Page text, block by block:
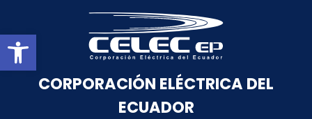
Abrir barra de herramientas
CORPORACIÓN ELÉCTRICA DEL
ECUADOR